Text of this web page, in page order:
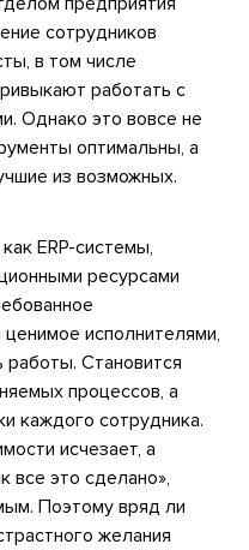
сотрудников
в том числе
работать с
Однако это вовсе не
оптимальны, а
из возможных.
ERP-системы,
ресурсами
исполнителями,
Становится
процессов, а
каждого сотрудника.
исчезает, а
все это сделано»,
Поэтому вряд ли
желания